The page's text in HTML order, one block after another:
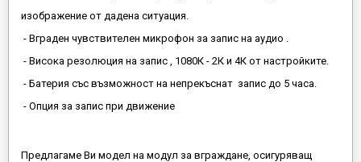
изображение от дадена ситуация.
- Вграден чувствителен микрофон за запис на аудио .
- Висока резолюция на запис , 1080К - 2К и 4К от настройките.
- Батерия със възможност на непрекъснат запис до 5 часа.
- Опция за запис при движение
Предлагаме Ви модел на модул за вграждане, осигуряващ